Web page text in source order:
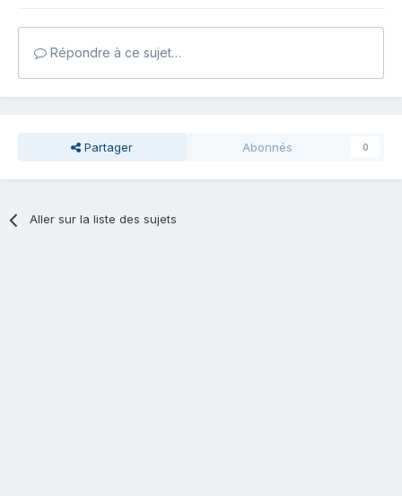
Répondre à ce sujet…
Partager Abonnés 0
Aller sur la liste des sujets